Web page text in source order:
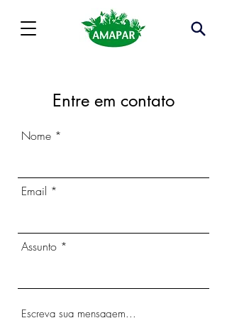
Entre em contato
Nome
Email
Assunto